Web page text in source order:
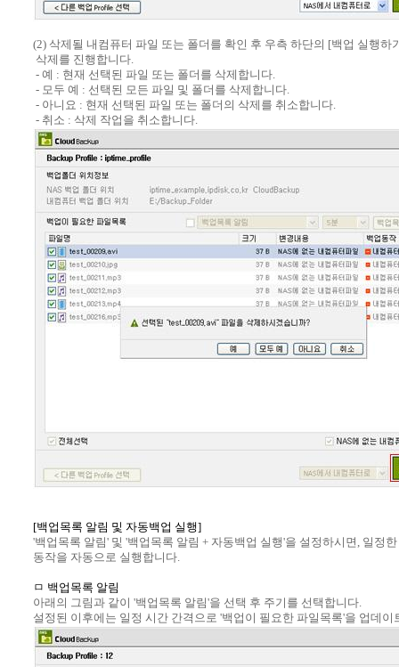
(2) 삭제될 내컴퓨터 파일 또는 폴더를 확인 후 우측 하단의 [백업 실행하
삭제를 진행합니다.
- 예 : 현재 선택된 파일 또는 폴더를 삭제합니다.
- 모두 예 : 선택된 모든 파일 및 폴더를 삭제합니다.
- 아니요 : 현재 선택된 파일 또는 폴더의 삭제를 취소합니다.
- 취소 : 삭제 작업을 취소합니다.
[백업목록 알림 및 자동백업 실행]
'백업목록 알림' 및 '백업목록 알림 + 자동백업 실행'을 설정하시면, 일정
동작을 자동으로 실행합니다.
ㅁ 백업목록 알림
아래의 그림과 같이 '백업목록 알림'을 선택 후 주기를 선택합니다.
설정된 이후에는 일정 시간 간격으로 '백업이 필요한 파일목록'을 업데이